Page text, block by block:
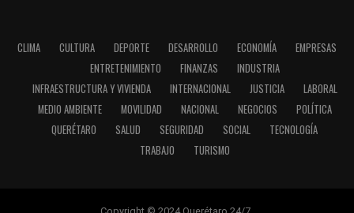
CLIMA CULTURA DEPORTE DESARROLLO ECONOMÍA
EMPRESAS
ENTRETENIMIENTO
FINANZAS
INDUSTRIA
INFRAESTRUCTURA Y VIVIENDA
INTERNACIONAL JUSTICIA
LABORAL
MEDIO AMBIENTE
MOVILIDAD NACIONAL NEGOCIOS
POLÍTICA
QUERÉTARO
SALUD SEGURIDAD SOCIAL
TECNOLOGÍA
TRABAJO
TURISMO